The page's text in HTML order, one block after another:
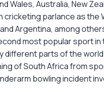
Wales, Australia, New
cricketing parlance as
Argentina, among
most popular sport in
different parts of the
of South Africa from
bowling incident